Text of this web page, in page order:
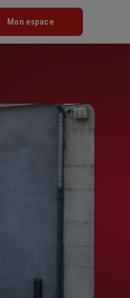
Mon espace